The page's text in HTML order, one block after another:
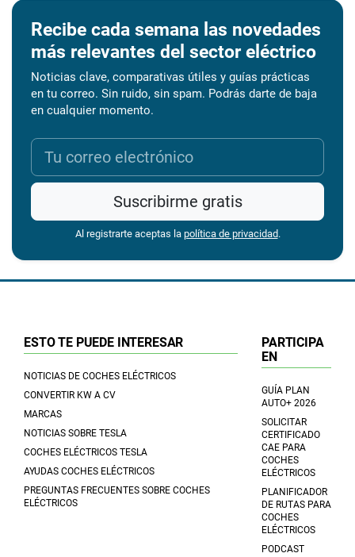
Recibe cada semana las novedades
más relevantes del sector eléctrico
Noticias clave, comparativas útiles y guías prácticas
en tu correo. Sin ruido, sin spam. Podrás darte de baja
en cualquier momento.
Suscribirme gratis
Al registrarte aceptas la política de privacidad.
ESTO TE PUEDE INTERESAR
NOTICIAS DE COCHES ELÉCTRICOS
CONVERTIR KW A CV
MARCAS
NOTICIAS SOBRE TESLA
COCHES ELÉCTRICOS TESLA
AYUDAS COCHES ELÉCTRICOS
PREGUNTAS FRECUENTES SOBRE COCHES
ELÉCTRICOS
PARTICIPA
EN
GUÍA PLAN
AUTO+ 2026
SOLICITAR
CERTIFICADO
CAE PARA
COCHES
ELÉCTRICOS
PLANIFICADOR
DE RUTAS PARA
COCHES
ELÉCTRICOS
PODCAST